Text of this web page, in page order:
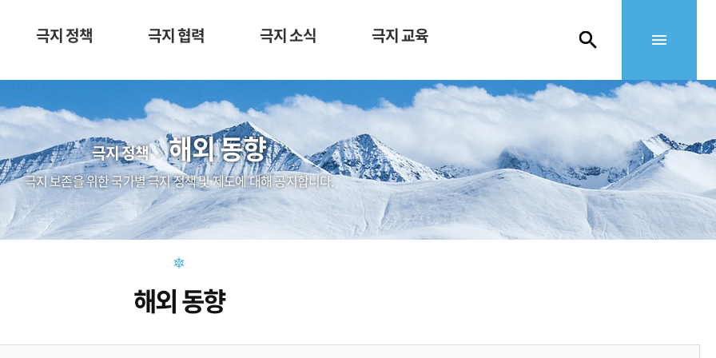
극지 정책 극지 협력 극지 소식 극지 교육
극지 정책 해외 동향
극지 보존을 위한 국가별 극지 정책 및 제도에 대해 공지합니다.
해외 동향